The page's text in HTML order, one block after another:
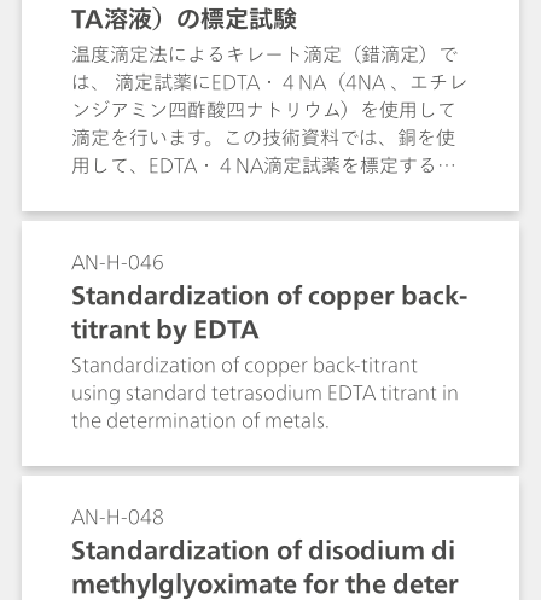
TA溶液）の標定試験
温度滴定法によるキレート滴定（錯滴定）で
は、 滴定試薬にEDTA・４NA（4NA 、エチレ
ンジアミン四酢酸四ナトリウム）を使用して
滴定を行います。この技術資料では、銅を使
用して、EDTA・４NA滴定試薬を標定する方
AN-H-046
Standardization of copper back-
titrant by EDTA
Standardization of copper back-titrant
using standard tetrasodium EDTA titrant in
the determination of metals.
AN-H-048
Standardization of disodium di
methylglyoximate for the deter